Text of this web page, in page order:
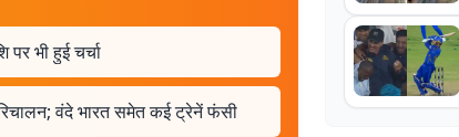
पर भी हुई चर्चा
वंदे भारत समेत कई ट्रेनें फंसी